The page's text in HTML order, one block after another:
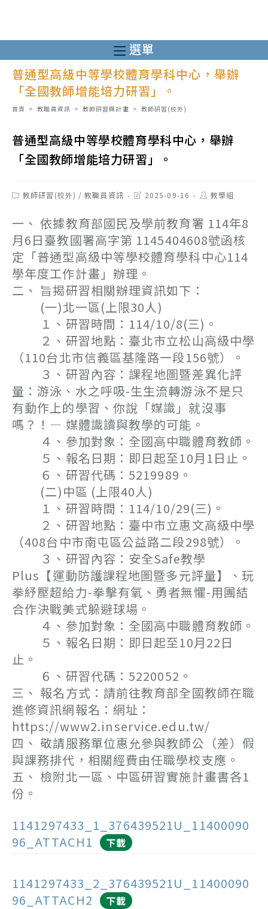
至
主
選單
普通型高級中等學校體育學科中心，舉辦
「全國教師增能培力研習」。
首頁 > 教職員資訊 > 教師研習與計畫 > 教師研習(校外)
普通型高級中等學校體育學科中心，舉辦
「全國教師增能培力研習」。
Post教師研習(校外) / 教職員資訊
Post2025-09-16
Post教學組
一、 依據教育部國民及學前教育署 114年8
月6日臺教國署高字第 1145404608號函核
定「普通型高級中等學校體育學科中心114
學年度工作計畫」辦理。
二、 旨揭研習相關辦理資訊如下：
(一)北一區(上限30人)
１、研習時間：114/10/8(三)。
２、研習地點：臺北市立松山高級中學
（110台北市信義區基隆路一段156號）。
３、研習內容：課程地圖暨差異化評
量：游泳、水之呼吸-生生流轉游泳不是只
有動作上的學習、你說「媒識」就沒事
嗎？！— 媒體識讀與教學的可能。
４、參加對象：全國高中職體育教師。
５、報名日期：即日起至10月1日止。
６、研習代碼：5219989。
(二)中區 (上限40人)
１、研習時間：114/10/29(三)。
２、研習地點：臺中市立惠文高級中學
（408台中市南屯區公益路二段298號）。
３、研習內容：安全Safe教學
Plus【運動防護課程地圖暨多元評量】、玩
拳紓壓超給力-拳擊有氧、勇者無懼-用團結
合作決戰美式躲避球場。
４、參加對象：全國高中職體育教師。
５、報名日期：即日起至10月22日
止。
６、研習代碼：5220052。
三、 報名方式：請前往教育部全國教師在職
進修資訊網報名：網址：
https://www2.inservice.edu.tw/
四、 敬請服務單位惠允參與教師公（差）假
與課務排代，相關經費由任職學校支應。
五、 檢附北一區、中區研習實施計畫書各1
份。
1141297433_1_376439521U_11400090
96_ATTACH1
下載
1141297433_2_376439521U_11400090
96_ATTACH2
下載